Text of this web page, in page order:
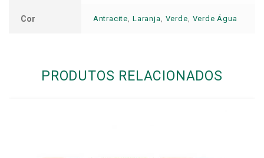
Cor Antracite,Laranja, Verde, Verde Água
PRODUTOS RELACIONADOS